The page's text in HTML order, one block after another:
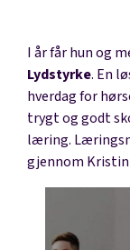
I år får hun og
Lydstyrke. En
hverdag for
trygt og godt
læring.
gjennom Kristin